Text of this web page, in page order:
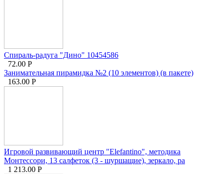
Спираль-радуга "Дино" 10454586
72.00 Р
Занимательная пирамидка №2 (10 элементов) (в пакете)
163.00 Р
Игровой развивающий центр "Elefantino", методика
Монтессори, 13 салфеток (3 - шуршащие), зеркало, ра
1 213.00 Р